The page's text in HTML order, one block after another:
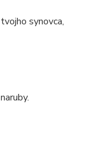
synovca,